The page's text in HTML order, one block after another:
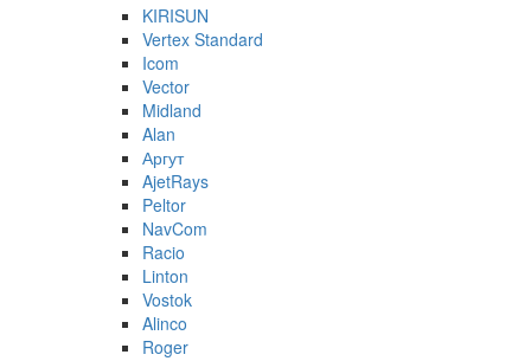
KIRISUN
Vertex Standard
Icom
Vector
Midland
Alan
Аргут
AjetRays
Peltor
NavCom
Racio
Linton
Vostok
Alinco
Roger